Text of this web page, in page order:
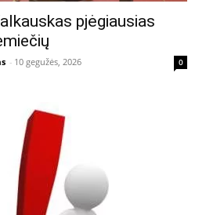
pjėgiausias
- 10 gegužės, 2026 0